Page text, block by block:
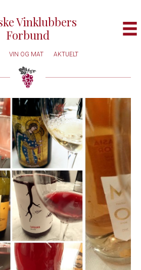
Vinklubbers
Forbund
VIN OG MAT AKTUELT